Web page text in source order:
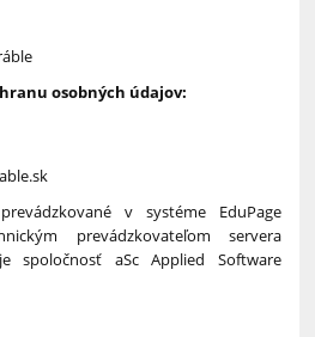
osobných údajov:
v systéme EduPage
prevádzkovateľom servera
spoločnosť aSc Applied Software